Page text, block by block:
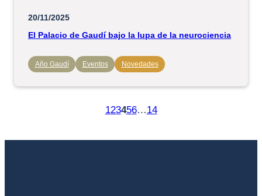
20/11/2025
El Palacio de Gaudí bajo la lupa de la neurociencia
Año Gaudí Eventos Novedades
123456…14